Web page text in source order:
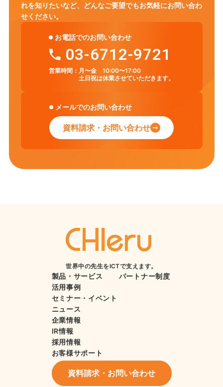
れを知りたいなど、
どんなご要望でもお気軽にお問い合わ
せください。
お電話でのお問い合わせ
03-6712-9721
営業時間： 月〜金 10:00〜17:00
土日祝は休業させていただきます。
メールでのお問い合わせ
資料請求・お問い合わせ
世界中の先生をICTで支えます。
製品・サービス
活用事例
セミナー・イベント
ニュース
企業情報
IR情報
採用情報
お客様サポート
パートナー制度
資料請求・お問い合わせ